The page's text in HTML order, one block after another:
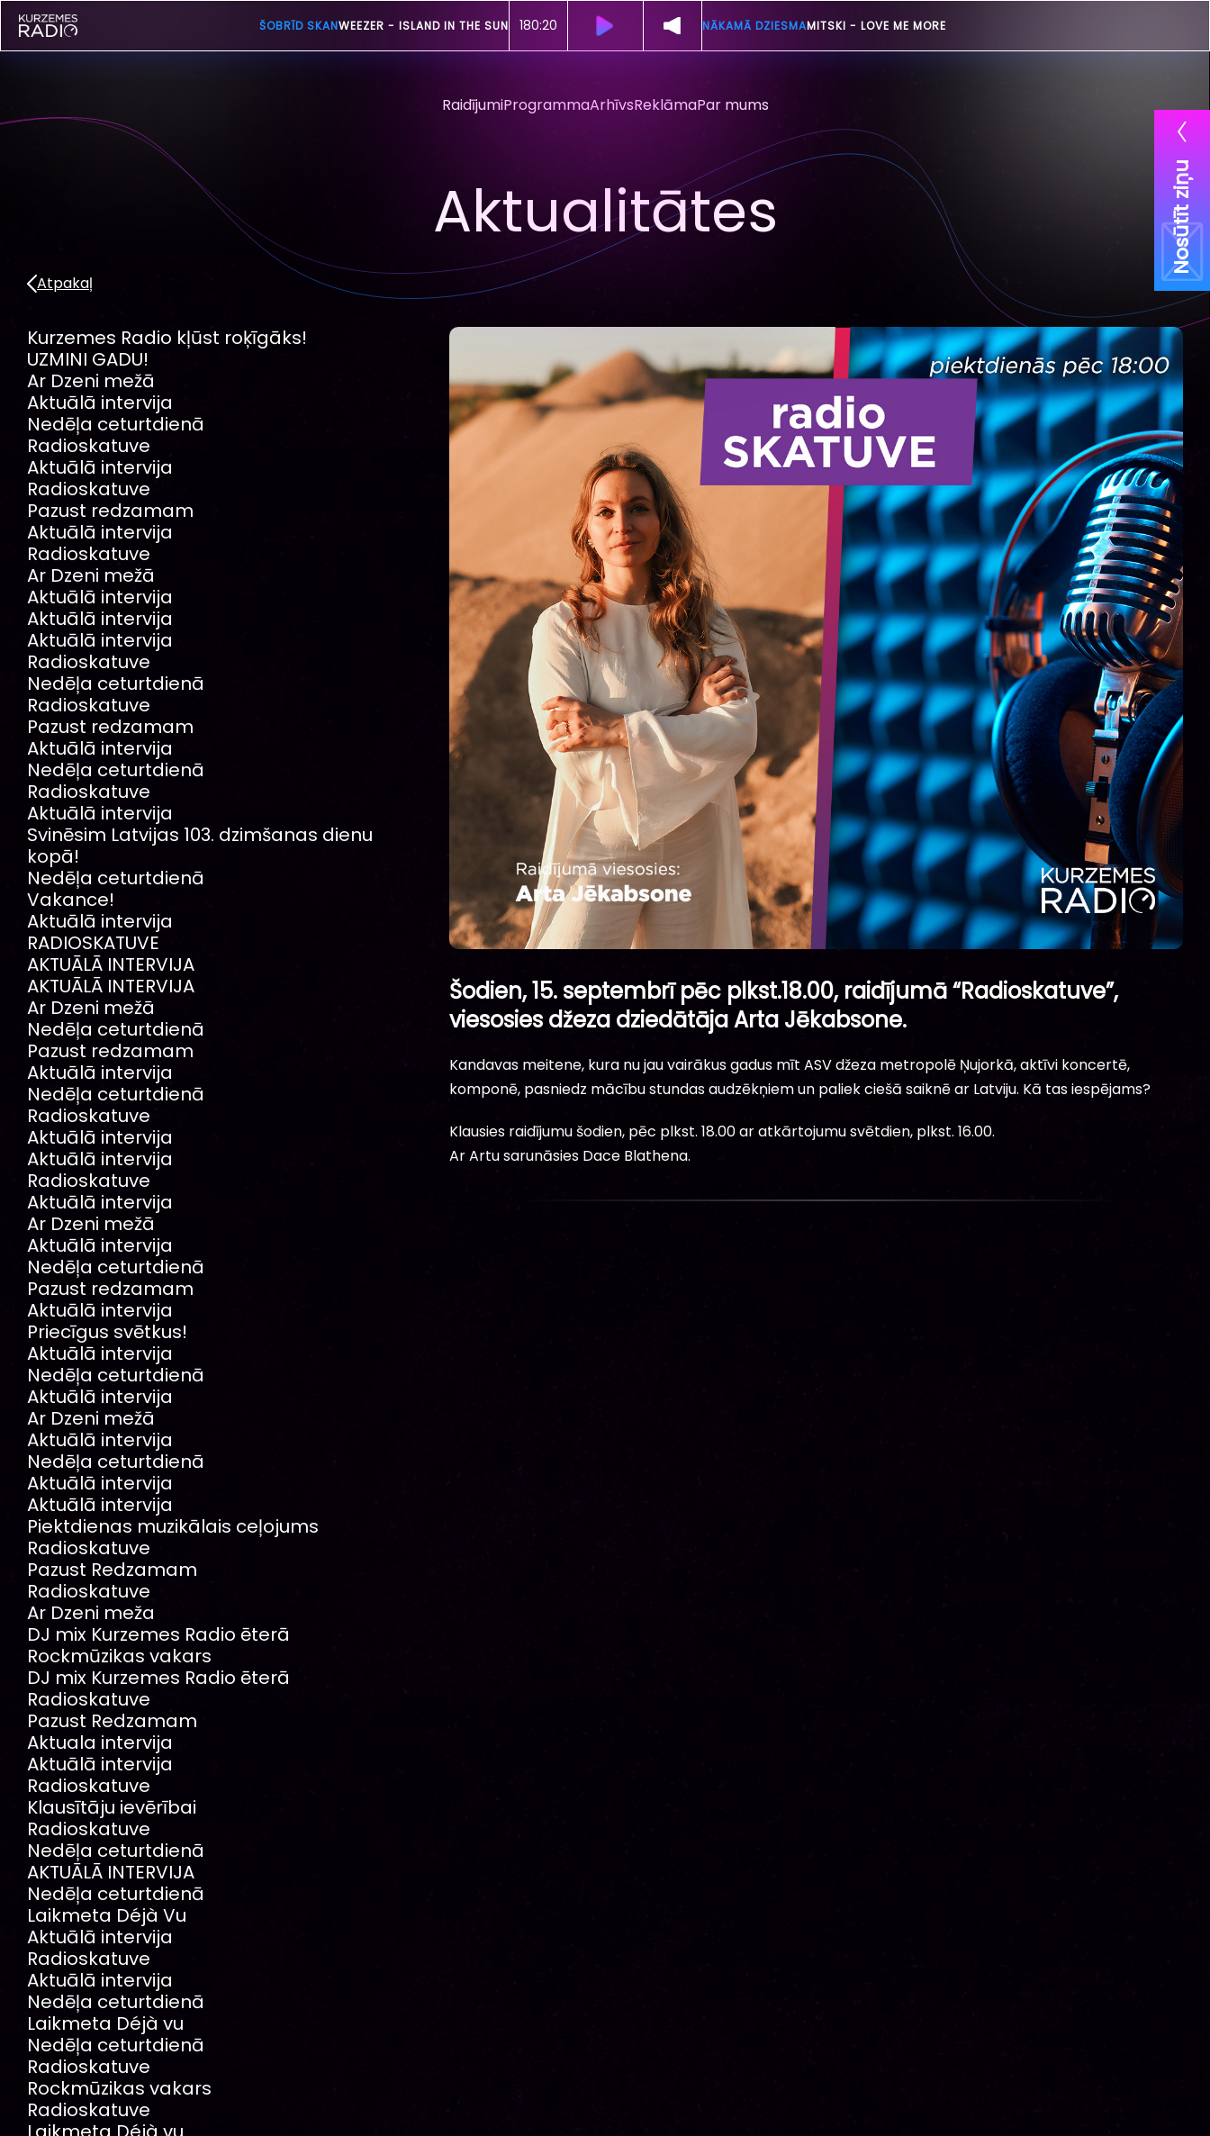
ŠOBRĪD SKANWEEZER - ISLAND IN THE SUN 180:17 NĀKAMĀ DZIESMAMITSKI - LOVE ME MORE
RaidījumiProgrammaArhīvsReklāmaPar mums
Nosūtīt ziņu
Aktualitātes
Atpakaļ
Kurzemes Radio kļūst roķīgāks!
UZMINI GADU!
Ar Dzeni mežā
Aktuālā intervija
Nedēļa ceturtdienā
Radioskatuve
Aktuālā intervija
Radioskatuve
Pazust redzamam
Aktuālā intervija
Radioskatuve
Ar Dzeni mežā
Aktuālā intervija
Aktuālā intervija
Aktuālā intervija
Radioskatuve
Nedēļa ceturtdienā
Radioskatuve
Pazust redzamam
Aktuālā intervija
Nedēļa ceturtdienā
Radioskatuve
Aktuālā intervija
Svinēsim Latvijas 103. dzimšanas dienu
kopā!
Nedēļa ceturtdienā
Vakance!
Aktuālā intervija
RADIOSKATUVE
AKTUĀLĀ INTERVIJA
AKTUĀLĀ INTERVIJA
Ar Dzeni mežā
Nedēļa ceturtdienā
Pazust redzamam
Aktuālā intervija
Nedēļa ceturtdienā
Radioskatuve
Aktuālā intervija
Aktuālā intervija
Radioskatuve
Aktuālā intervija
Ar Dzeni mežā
Aktuālā intervija
Nedēļa ceturtdienā
Pazust redzamam
Aktuālā intervija
Priecīgus svētkus!
Aktuālā intervija
Nedēļa ceturtdienā
Aktuālā intervija
Ar Dzeni mežā
Aktuālā intervija
Nedēļa ceturtdienā
Aktuālā intervija
Aktuālā intervija
Piektdienas muzikālais ceļojums
Radioskatuve
Pazust Redzamam
Radioskatuve
Ar Dzeni meža
DJ mix Kurzemes Radio ēterā
Rockmūzikas vakars
DJ mix Kurzemes Radio ēterā
Radioskatuve
Pazust Redzamam
Aktuala intervija
Aktuālā intervija
Radioskatuve
Klausītāju ievērībai
Radioskatuve
Nedēļa ceturtdienā
AKTUĀLĀ INTERVIJA
Nedēļa ceturtdienā
Laikmeta Déjà Vu
Aktuālā intervija
Radioskatuve
Aktuālā intervija
Nedēļa ceturtdienā
Laikmeta Déjà vu
Nedēļa ceturtdienā
Radioskatuve
Rockmūzikas vakars
Radioskatuve
Šodien, 15. septembrī pēc plkst.18.00, raidījumā “Radioskatuve”,
viesosies džeza dziedātāja Arta Jēkabsone.
Kandavas meitene, kura nu jau vairākus gadus mīt ASV džeza metropolē Ņujorkā, aktīvi koncertē,
komponē, pasniedz mācību stundas audzēkņiem un paliek ciešā saiknē ar Latviju. Kā tas iespējams?
Klausies raidījumu šodien, pēc plkst. 18.00 ar atkārtojumu svētdien, plkst. 16.00.
Ar Artu sarunāsies Dace Blathena.